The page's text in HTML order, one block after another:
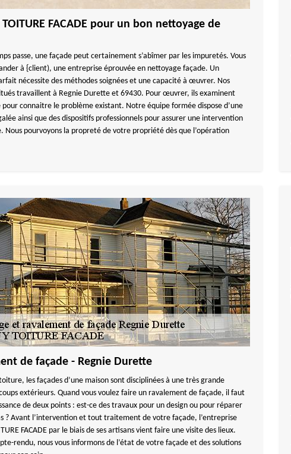
TOITURE FACADE pour un bon nettoyage de
passe, une façade peut certainement s’abîmer par les impuretés. Vous
à {client), une entreprise éprouvée en nettoyage façade. Un
nécessite des méthodes soignées et une capacité à œuvrer. Nos
travaillent à Regnie Durette et 69430. Pour œuvrer, ils examinent
connaitre le problème existant. Notre équipe formée dispose d’une
ainsi que des dispositifs professionnels pour assurer une intervention
Nous pourvoyons la propreté de votre propriété dès que l’opération
de façade - Regnie Durette
les façades d’une maison sont disciplinées à une très grande
extérieurs. Quand vous voulez faire un ravalement de façade, il faut
de deux points : est-ce des travaux pour un design ou pour réparer
? Avant l’intervention et tout traitement de votre façade, l’entreprise
FACADE par le biais de ses artisans vient faire une visite des lieux.
rendu, nous vous informons de l’état de votre façade et des solutions